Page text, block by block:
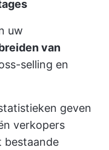
uw
van
selling en
geven
verkopers
bestaande